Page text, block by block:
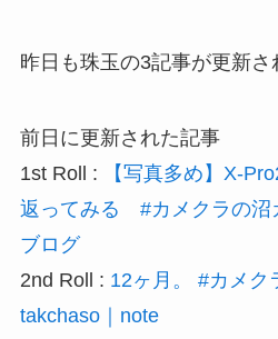
昨日も珠玉の3記事が更新さ
前日に更新された記事
1st Roll :
【写真多め】X-
返ってみる #カメクラの沼
ブログ
2nd Roll : 12ヶ月。 #カメク
takchaso｜note